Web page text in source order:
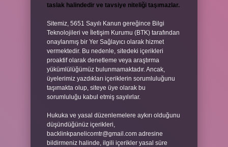
taslak halindedir ve tavsiye niteliği taşımazlar.
Sitemiz, 5651 Sayılı Kanun gereğince Bilgi
Teknolojileri ve İletişim Kurumu (BTK) tarafından
onaylanmış bir Yer Sağlayıcı olarak hizmet
vermektedir. Bu nedenle, sitedeki içerikleri
proaktif olarak denetleme veya araştırma
yükümlülüğümüz bulunmamaktadır. Ancak,
üyelerimiz yazdıkları içeriklerin sorumluluğunu
taşımakta olup, siteye üye olarak bu
sorumluluğu kabul etmiş sayılırlar.
Hukuka ve yasal düzenlemelere aykırı olduğunu
düşündüğünüz içerikleri,
backlinkpanelicomtr@gmail.com adresine
bildirmeniz halinde, ilgili içerikler yasal süre